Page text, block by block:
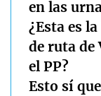
en las
¿Esta es
de ruta de
el PP?
Esto sí